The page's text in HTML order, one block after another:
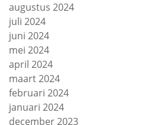
augustus 2024
juli 2024
juni 2024
mei 2024
april 2024
maart 2024
februari 2024
januari 2024
december 2023